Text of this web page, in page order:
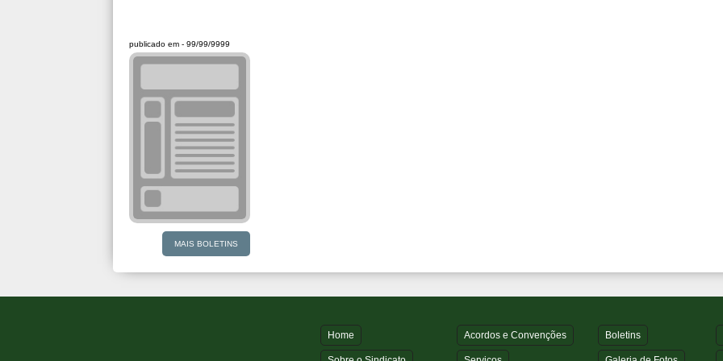
publicado em - 99/99/9999
MAIS BOLETINS
Home Acordos e Convenções Boletins